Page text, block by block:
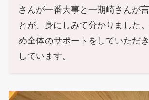
さんが一番大事と一期崎さんが
とが、身にしみて分かりました
め全体のサポートをしていただ
しています。